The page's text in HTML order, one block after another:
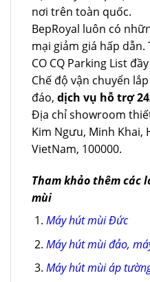
nơi trên toàn quốc.
BepRoyal luôn có
mại giảm giá hấp dẫn.
CO CQ Parking List
Chế độ vận chuyển
đáo, dịch vụ hỗ trợ
Địa chỉ showroom
Kim Ngưu, Minh Khai,
VietNam, 100000.
Tham khảo thêm các
mùi
Máy hút mùi Đức
Máy hút mùi đảo,
Máy hút mùi áp